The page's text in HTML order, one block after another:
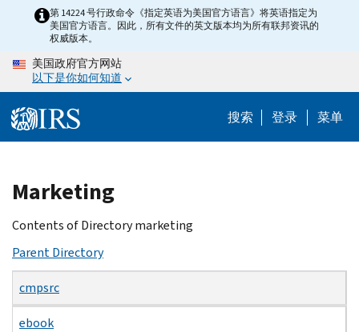
content
第 14224 号行政命令《指定英语为美国官方语言》将英语指定为
美国官方语言。因此，所有文件的英文版本均为所有联邦资讯的
权威版本。
美国政府官方网站
以下是你如何知道
搜索 登录 菜单
Beginning
of
main
Marketing
Contents of Directory marketing
Parent Directory
cmpsrc
ebook